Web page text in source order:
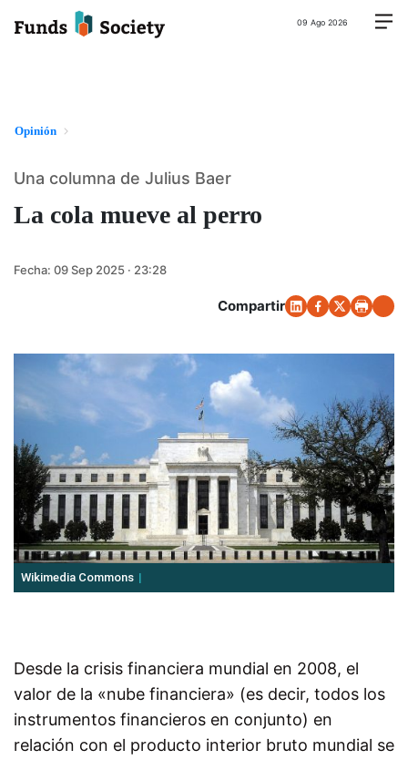
09 Ago 2026
Opinión
La cola mueve al perro
Una columna de Julius Baer
Fecha: 09 Sep 2025 · 23:28
Compartir
Wikimedia Commons
Desde la crisis financiera mundial en 2008, el
valor de la «nube financiera» (es decir, todos los
instrumentos financieros en conjunto) en
relación con el producto interior bruto mundial se